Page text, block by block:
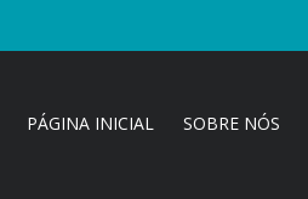
PÁGINA INICIAL SOBRE NÓS